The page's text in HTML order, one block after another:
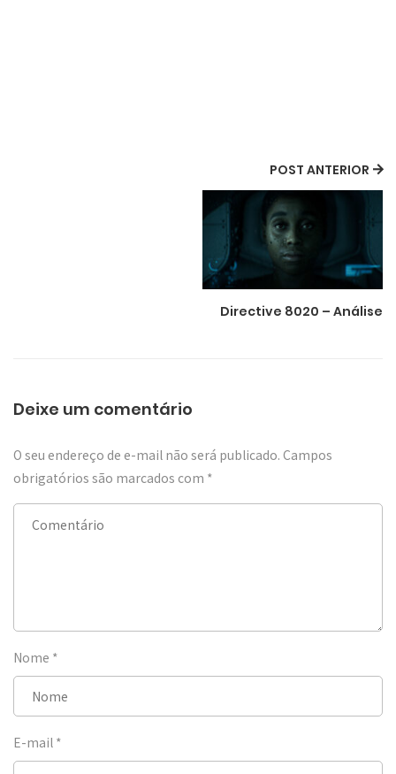
POST ANTERIOR
Directive 8020 – Análise
Deixe um comentário
O seu endereço de e-mail não será publicado. Campos
obrigatórios são marcados com *
Nome *
E-mail *